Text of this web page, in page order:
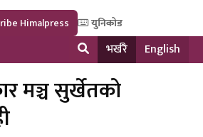
Himalpress युनिकोड
भर्खरै English
मञ्च सुर्खेतको